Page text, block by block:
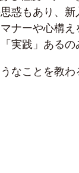
惑もあり、
ナーや心構
実践」あるの
なことを教わ